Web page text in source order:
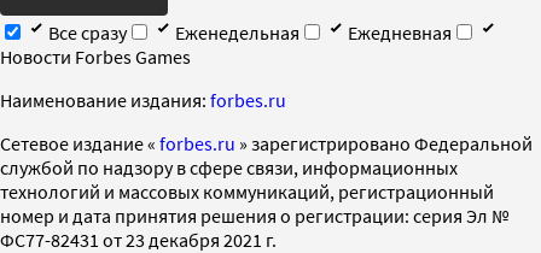
Все сразу
Еженедельная
Ежедневная
Новости Forbes Games
Наименование издания: forbes.ru
Cетевое издание « forbes.ru » зарегистрировано Федеральной
службой по надзору в сфере связи, информационных
технологий и массовых коммуникаций, регистрационный
номер и дата принятия решения о регистрации: серия Эл №
ФС77-82431 от 23 декабря 2021 г.